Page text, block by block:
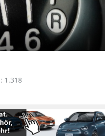
1.318